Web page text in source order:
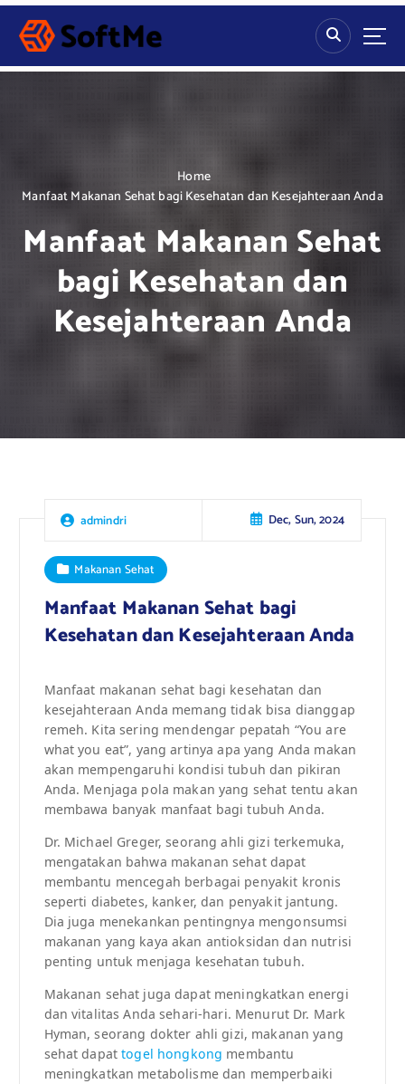
S
p
Home
Manfaat Makanan Sehat bagi Kesehatan dan Kesejahteraan Anda
Manfaat Makanan Sehat
bagi Kesehatan dan
Kesejahteraan Anda
admindri Dec, Sun, 2024
Makanan Sehat
Manfaat Makanan Sehat bagi
Kesehatan dan Kesejahteraan Anda
Manfaat makanan sehat bagi kesehatan dan
kesejahteraan Anda memang tidak bisa dianggap
remeh. Kita sering mendengar pepatah “You are
what you eat”, yang artinya apa yang Anda makan
akan mempengaruhi kondisi tubuh dan pikiran
Anda. Menjaga pola makan yang sehat tentu akan
membawa banyak manfaat bagi tubuh Anda.
Dr. Michael Greger, seorang ahli gizi terkemuka,
mengatakan bahwa makanan sehat dapat
membantu mencegah berbagai penyakit kronis
seperti diabetes, kanker, dan penyakit jantung.
Dia juga menekankan pentingnya mengonsumsi
makanan yang kaya akan antioksidan dan nutrisi
penting untuk menjaga kesehatan tubuh.
Makanan sehat juga dapat meningkatkan energi
dan vitalitas Anda sehari-hari. Menurut Dr. Mark
Hyman, seorang dokter ahli gizi, makanan yang
sehat dapattogel hongkong membantu
meningkatkan metabolisme dan memperbaiki